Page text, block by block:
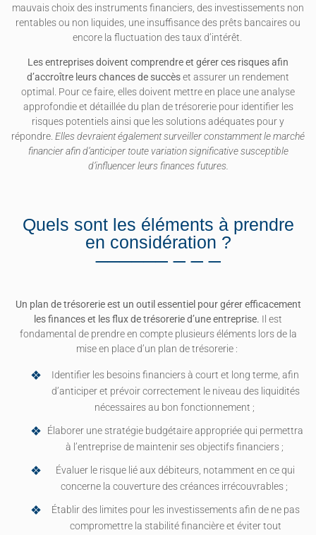
mauvais choix des instruments financiers, des investissements non
rentables ou non liquides, une insuffisance des prêts bancaires ou
encore la fluctuation des taux d’intérêt.
Les entreprises doivent comprendre et gérer ces risques afin
d’accroître leurs chances de succèset assurer un rendement
optimal. Pour ce faire, elles doivent mettre en place une analyse
approfondie et détaillée du plan de trésorerie pour identifier les
risques potentiels ainsi que les solutions adéquates pour y
répondre. Elles devraient également surveiller constamment le marché
financier afin d’anticiper toute variation significative susceptible
d’influencer leurs finances futures.
Quels sont les éléments à prendre
en considération ?
Un plan de trésorerie est un outil essentiel pour gérer efficacement
les finances et les flux de trésorerie d’une entreprise. Il est
fondamental de prendre en compte plusieurs éléments lors de la
mise en place d’un plan de trésorerie :
Identifier les besoins financiers à court et long terme, afin
d’anticiper et prévoir correctement le niveau des liquidités
nécessaires au bon fonctionnement ;
Élaborer une stratégie budgétaire appropriée qui permettra
à l’entreprise de maintenir ses objectifs financiers ;
Évaluer le risque lié aux débiteurs, notamment en ce qui
concerne la couverture des créances irrécouvrables ;
Établir des limites pour les investissements afin de ne pas
compromettre la stabilité financière et éviter tout